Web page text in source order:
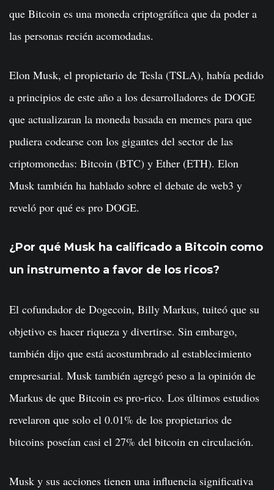
que Bitcoin es una moneda criptográfica que da poder a
las personas recién acomodadas.
Elon Musk, el propietario de Tesla (TSLA), había pedido
a principios de este año a los desarrolladores de DOGE
que actualizaran la moneda basada en memes para que
pudiera codearse con los gigantes del sector de las
criptomonedas: Bitcoin (BTC) y Ether (ETH). Elon
Musk también ha hablado sobre el debate de web3 y
reveló por qué es pro DOGE.
¿Por qué Musk ha calificado a Bitcoin como
un instrumento a favor de los ricos?
El cofundador de Dogecoin, Billy Markus, tuiteó que su
objetivo es hacer riqueza y divertirse. Sin embargo,
también dijo que está acostumbrado al establecimiento
empresarial. Musk también agregó peso a la opinión de
Markus de que Bitcoin es pro-rico. Los últimos estudios
revelaron que solo el 0.01% de los propietarios de
bitcoins poseían casi el 27% del bitcoin en circulación.
Musk y sus acciones tienen una influencia significativa